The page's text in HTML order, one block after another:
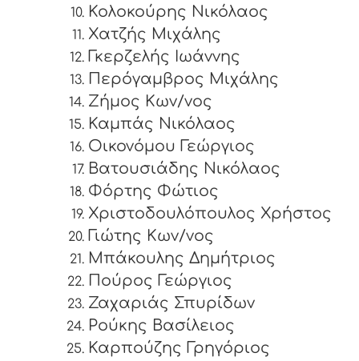
Κολοκούρης Νικόλαος
Χατζής Μιχάλης
Γκερζελής Ιωάννης
Περόγαμβρος Μιχάλης
Ζήμος Κων/νος
Καμπάς Νικόλαος
Οικονόμου Γεώργιος
Βατουσιάδης Νικόλαος
Φόρτης Φώτιος
Χριστοδουλόπουλος Χρήστος
Γιώτης Κων/νος
Μπάκουλης Δημήτριος
Πούρος Γεώργιος
Ζαχαριάς Σπυρίδων
Ρούκης Βασίλειος
Καρπούζης Γρηγόριος